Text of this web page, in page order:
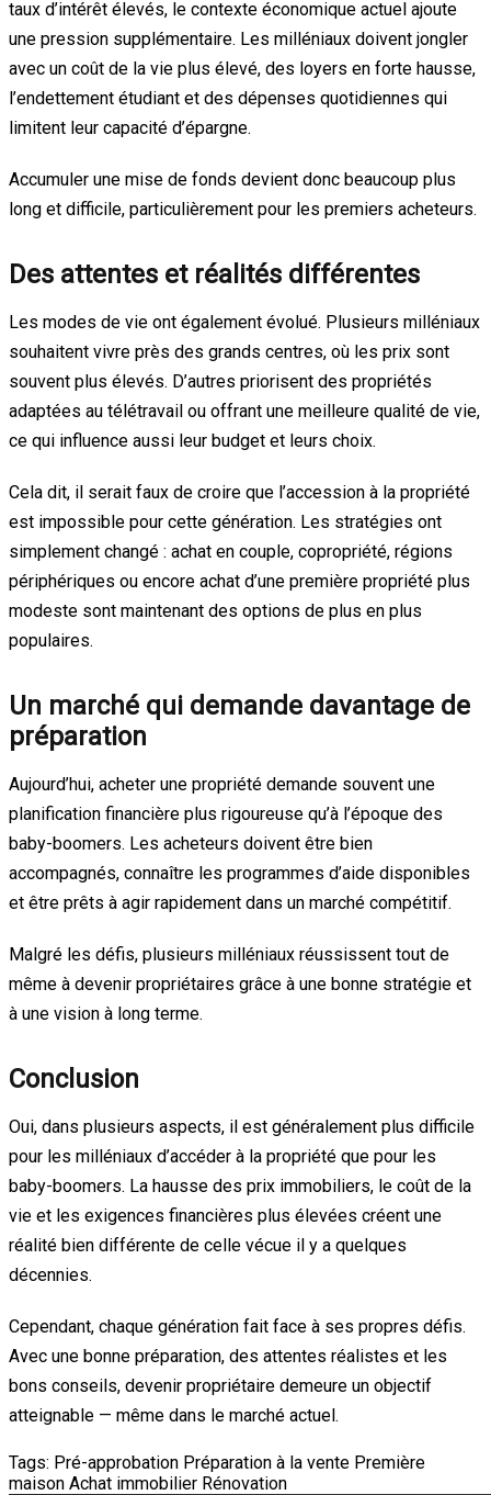
taux d’intérêt élevés, le contexte économique actuel ajoute
une pression supplémentaire. Les milléniaux doivent jongler
avec un coût de la vie plus élevé, des loyers en forte hausse,
l’endettement étudiant et des dépenses quotidiennes qui
limitent leur capacité d’épargne.
Accumuler une mise de fonds devient donc beaucoup plus
long et difficile, particulièrement pour les premiers acheteurs.
Des attentes et réalités différentes
Les modes de vie ont également évolué. Plusieurs milléniaux
souhaitent vivre près des grands centres, où les prix sont
souvent plus élevés. D’autres priorisent des propriétés
adaptées au télétravail ou offrant une meilleure qualité de vie,
ce qui influence aussi leur budget et leurs choix.
Cela dit, il serait faux de croire que l’accession à la propriété
est impossible pour cette génération. Les stratégies ont
simplement changé : achat en couple, copropriété, régions
périphériques ou encore achat d’une première propriété plus
modeste sont maintenant des options de plus en plus
populaires.
Un marché qui demande davantage de
préparation
Aujourd’hui, acheter une propriété demande souvent une
planification financière plus rigoureuse qu’à l’époque des
baby-boomers. Les acheteurs doivent être bien
accompagnés, connaître les programmes d’aide disponibles
et être prêts à agir rapidement dans un marché compétitif.
Malgré les défis, plusieurs milléniaux réussissent tout de
même à devenir propriétaires grâce à une bonne stratégie et
à une vision à long terme.
Conclusion
Oui, dans plusieurs aspects, il est généralement plus difficile
pour les milléniaux d’accéder à la propriété que pour les
baby-boomers. La hausse des prix immobiliers, le coût de la
vie et les exigences financières plus élevées créent une
réalité bien différente de celle vécue il y a quelques
décennies.
Cependant, chaque génération fait face à ses propres défis.
Avec une bonne préparation, des attentes réalistes et les
bons conseils, devenir propriétaire demeure un objectif
atteignable — même dans le marché actuel.
Tags: Pré-approbation Préparation à la vente Première
maison Achat immobilier Rénovation